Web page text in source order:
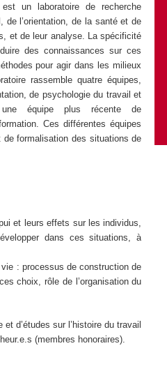
un laboratoire de recherche
l’orientation, de la santé et de
et de leur analyse. La spécificité
des connaissances sur ces
pour agir dans les milieux
rassemble quatre équipes,
de psychologie du travail et
équipe plus récente de
Ces différentes équipes
de formalisation des situations de
et leurs effets sur les individus,
dans ces situations, à
: processus de construction de
choix, rôle de l’organisation du
d’études sur l’histoire du travail
(membres honoraires).